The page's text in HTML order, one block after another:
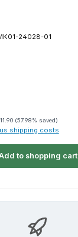
24028-01
(57.98% saved)
shipping costs
to shopping cart